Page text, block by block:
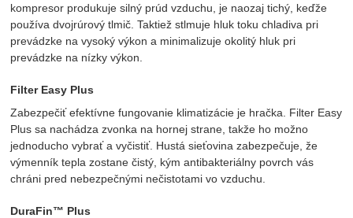
kompresor produkuje silný prúd vzduchu, je naozaj tichý, keďže
používa dvojrúrový tlmič. Taktiež stlmuje hluk toku chladiva pri
prevádzke na vysoký výkon a minimalizuje okolitý hluk pri
prevádzke na nízky výkon.
Filter Easy Plus
Zabezpečiť efektívne fungovanie klimatizácie je hračka. Filter Easy
Plus sa nachádza zvonka na hornej strane, takže ho možno
jednoducho vybrať a vyčistiť. Hustá sieťovina zabezpečuje, že
výmenník tepla zostane čistý, kým antibakteriálny povrch vás
chráni pred nebezpečnými nečistotami vo vzduchu.
DuraFin™ Plus